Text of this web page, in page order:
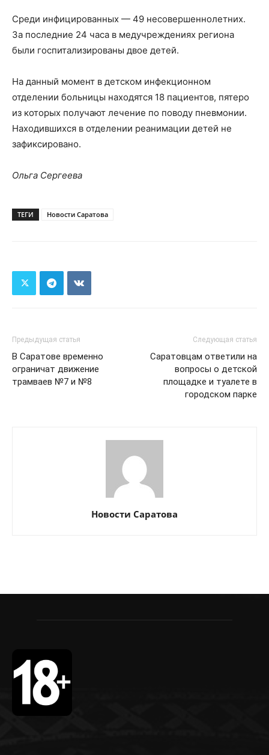
Среди инфицированных — 49 несовершеннолетних.
За последние 24 часа в медучреждениях региона
были госпитализированы двое детей.
На данный момент в детском инфекционном
отделении больницы находятся 18 пациентов, пятеро
из которых получают лечение по поводу пневмонии.
Находившихся в отделении реанимации детей не
зафиксировано.
Ольга Сергеева
ТЕГИ Новости Саратова
Предыдущая статья
В Саратове временно
ограничат движение
трамваев №7 и №8
Следующая статья
Саратовцам ответили на
вопросы о детской
площадке и туалете в
городском парке
Новости Саратова